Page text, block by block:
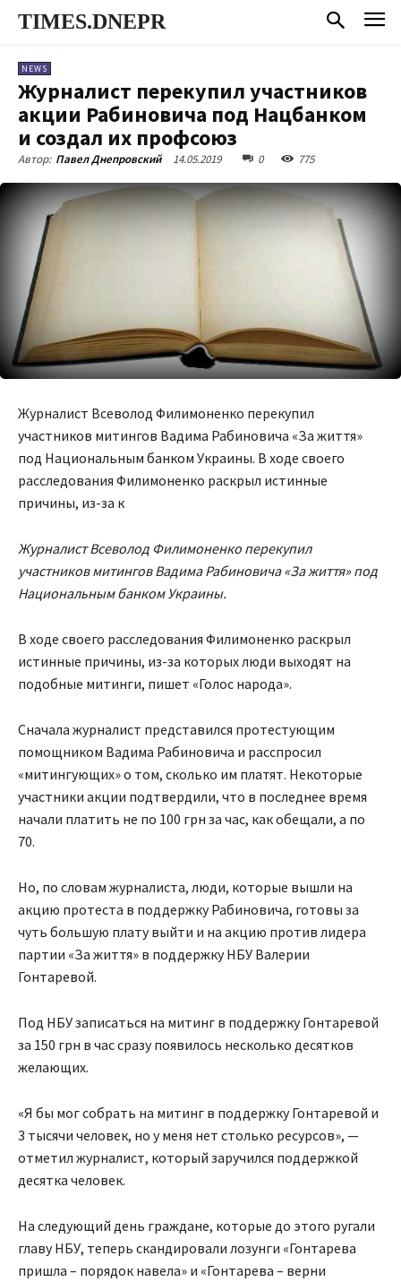
TIMES.DNEPR
NEWS
Журналист перекупил участников
акции Рабиновича под Нацбанком
и создал их профсоюз
Автор: Павел Днепровский 14.05.2019 0 775
Журналист Всеволод Филимоненко перекупил
участников митингов Вадима Рабиновича «За життя»
под Национальным банком Украины. В ходе своего
расследования Филимоненко раскрыл истинные
причины, из-за к
Журналист Всеволод Филимоненко перекупил
участников митингов Вадима Рабиновича «За життя» под
Национальным банком Украины.
В ходе своего расследования Филимоненко раскрыл
истинные причины, из-за которых люди выходят на
подобные митинги, пишет «Голос народа».
Сначала журналист представился протестующим
помощником Вадима Рабиновича и расспросил
«митингующих» о том, сколько им платят. Некоторые
участники акции подтвердили, что в последнее время
начали платить не по 100 грн за час, как обещали, а по
70.
Но, по словам журналиста, люди, которые вышли на
акцию протеста в поддержку Рабиновича, готовы за
чуть большую плату выйти и на акцию против лидера
партии «За життя» в поддержку НБУ Валерии
Гонтаревой.
Под НБУ записаться на митинг в поддержку Гонтаревой
за 150 грн в час сразу появилось несколько десятков
желающих.
«Я бы мог собрать на митинг в поддержку Гонтаревой и
3 тысячи человек, но у меня нет столько ресурсов», —
отметил журналист, который заручился поддержкой
десятка человек.
На следующий день граждане, которые до этого ругали
главу НБУ, теперь скандировали лозунги «Гонтарева
пришла – порядок навела» и «Гонтарева – верни